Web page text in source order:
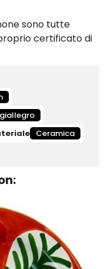
sono tutte
certificato di
Ceramica